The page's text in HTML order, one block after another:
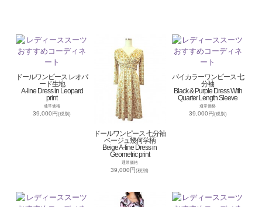
ドールワンピース レオパ
ード生地
A-line Dress in Leopard
print
通常価格
39,000円(税別)
ドールワンピース 七分袖
ベージュ幾何学柄
Beige A-line Dress in
Geometric print
通常価格
39,000円(税別)
バイカラーワンピース 七
分袖
Black & Purple Dress With
Quarter Length Sleeve
通常価格
39,000円 (税別)